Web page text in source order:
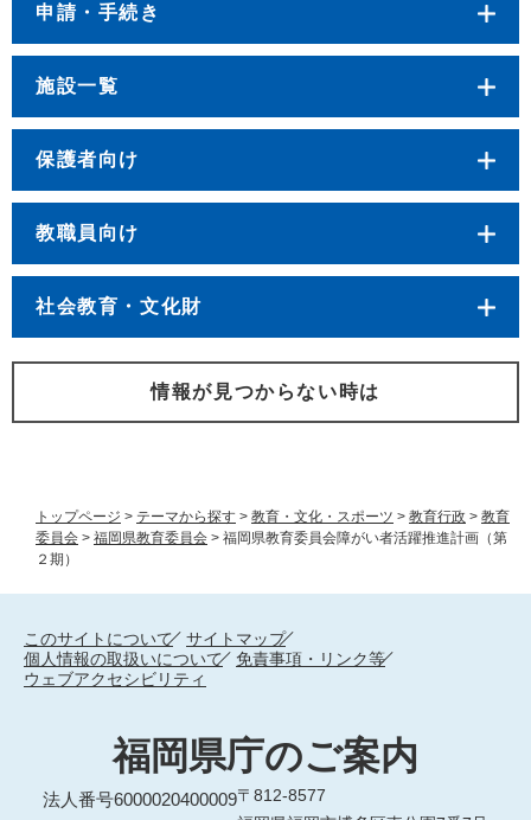
トップページ > テーマから探す > 教育・文化・スポーツ > 教育行政 > 教育
委員会 > 福岡県教育委員会 > 福岡県教育委員会障がい者活躍推進計画（第
２期）
申請・手続き
施設一覧
保護者向け
教職員向け
社会教育・文化財
情報が見つからない時は
このサイトについて
サイトマップ
個人情報の取扱いについて
免責事項・リンク等
ウェブアクセシビリティ
福岡県庁のご案内
法人番号6000020400009〒812-8577